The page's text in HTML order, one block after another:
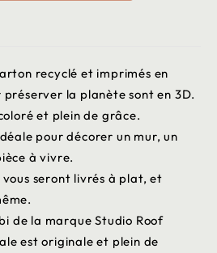
recyclé et imprimés en
la planète sont en 3D.
et plein de grâce.
pour décorer un mur, un
à vivre.
seront livrés à plat, et
de la marque Studio Roof
est originale et plein de